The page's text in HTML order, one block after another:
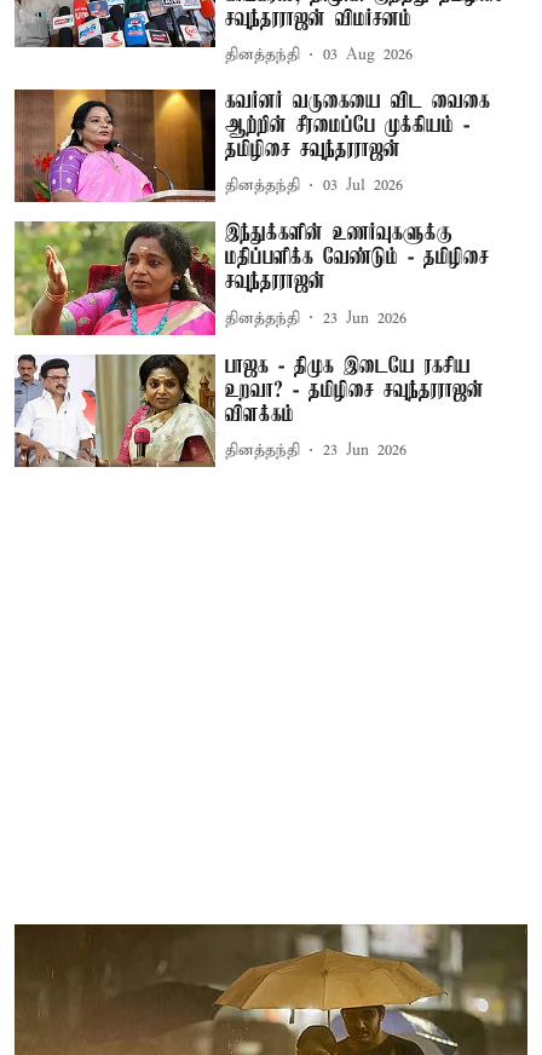
சவுந்தரராஜன் விமர்சனம்
தினத்தந்தி 03 Aug 2026
கவர்னர் வருகையை விட வைகை
ஆற்றின் சீரமைப்பே முக்கியம் -
தமிழிசை சவுந்தரராஜன்
தினத்தந்தி 03 Jul 2026
இந்துக்களின் உணர்வுகளுக்கு
மதிப்பளிக்க வேண்டும் - தமிழிசை
சவுந்தரராஜன்
தினத்தந்தி 23 Jun 2026
பாஜக - திமுக இடையே ரகசிய
உறவா? - தமிழிசை சவுந்தரராஜன்
விளக்கம்
தினத்தந்தி 23 Jun 2026